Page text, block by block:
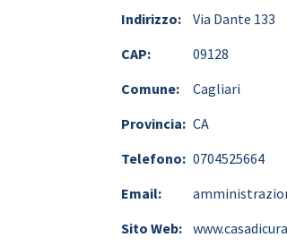
Indirizzo:
Via Dante 133
CAP:
09128
Comune:
Cagliari
Provincia: CA
Telefono: 0704525664
Email:
Sito Web: